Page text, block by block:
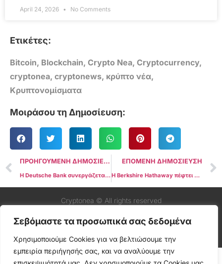
Σεβόμαστε τα προσωπικά σας δεδομένα
Χρησιμοποιούμε Cookies για να βελτιώσουμε την
εμπειρία περιήγησής σας, και να αναλύουμε την
April 24, 2026 No Comments
Ετικέτες:
Bitcoin, Blockchain, Crypto Nea, Cryptocurrency,
cryptonea, cryptonews, κρύπτο νέα,
Κρυπτονομίσματα
Μοιράσου τη Δημοσίευση:
ΠΡΟΗΓΟΥΜΕΝΗ ΔΗΜΟΣΙΕΥΣΗ
Η Deutsche Bank συνεργάζεται με την Bitpanda για την πραγματοποίηση άμεσων συναλλαγών σε κρυπτονομίσματα
ΕΠΟΜΕΝΗ ΔΗΜΟΣΙΕΥΣΗ
Η Berkshire Hathaway πέφτει κατά 99% σε αξία σε σύγκριση με το Bitcoin από το 2015
Cryptonea © All rights reserved